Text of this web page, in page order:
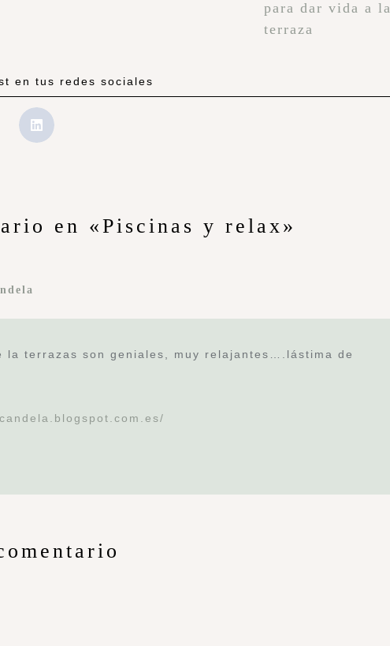
para dar vida a la
terraza
en tus redes sociales
en «Piscinas y relax»
la terrazas son geniales, muy relajantes….lástima de